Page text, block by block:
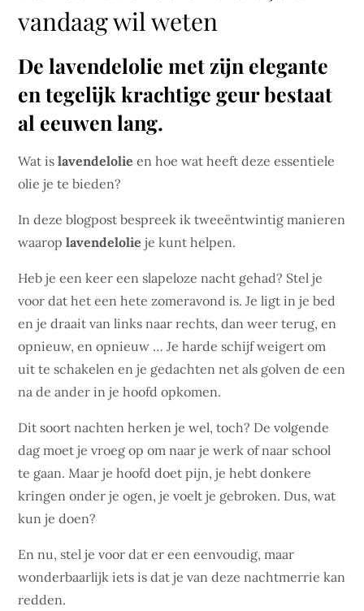
vandaag wil weten
De lavendelolie met zijn elegante
en tegelijk krachtige geur bestaat
al eeuwen lang.
Wat islavendelolie en hoe wat heeft deze essentiele
olie je te bieden?
In deze blogpost bespreek ik tweeëntwintig manieren
waaroplavendelolie je kunt helpen.
Heb je een keer een slapeloze nacht gehad? Stel je
voor dat het een hete zomeravond is. Je ligt in je bed
en je draait van links naar rechts, dan weer terug, en
opnieuw, en opnieuw … Je harde schijf weigert om
uit te schakelen en je gedachten net als golven de een
na de ander in je hoofd opkomen.
Dit soort nachten herken je wel, toch? De volgende
dag moet je vroeg op ​​om naar je werk of naar school
te gaan. Maar je hoofd doet pijn, je hebt donkere
kringen onder je ogen, je voelt je gebroken. Dus, wat
kun je doen?
En nu, stel je voor dat er een eenvoudig, maar
wonderbaarlijk iets is dat je van deze nachtmerrie kan
redden.